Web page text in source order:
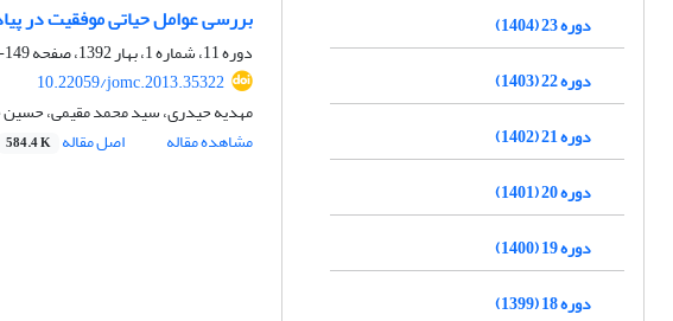
بررسی عوامل حیاتی موفقیت در
دوره 11، شماره 1، بهار 1392، صفحه
149-184
10.22059/jomc.2013.35322
مهدیه حیدری، سید محمد مقیمی، حسین
مشاهده مقاله
اصل مقاله 584.4 K
دوره 23 (1404)
دوره 22 (1403)
دوره 21 (1402)
دوره 20 (1401)
دوره 19 (1400)
دوره 18 (1399)